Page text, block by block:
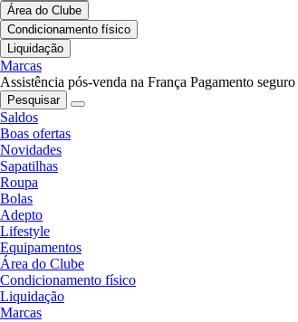
Área do Clube
Condicionamento físico
Liquidação
Marcas
Assistência pós-venda na França Pagamento seguro
Pesquisar
Saldos
Boas ofertas
Novidades
Sapatilhas
Roupa
Bolas
Adepto
Lifestyle
Equipamentos
Área do Clube
Condicionamento físico
Liquidação
Marcas